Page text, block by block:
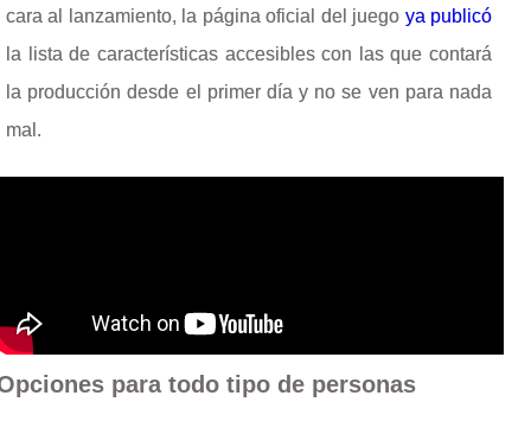
cara al lanzamiento, la página oficial del juego ya publicó
la lista de características accesibles con las que contará
la producción desde el primer día y no se ven para nada
mal.
para todo tipo de personas